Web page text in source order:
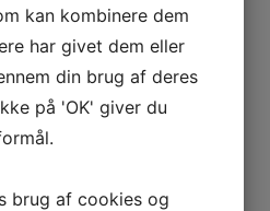
kan kombinere dem
har givet dem eller
din brug af deres
på 'OK' giver du
brug af cookies og